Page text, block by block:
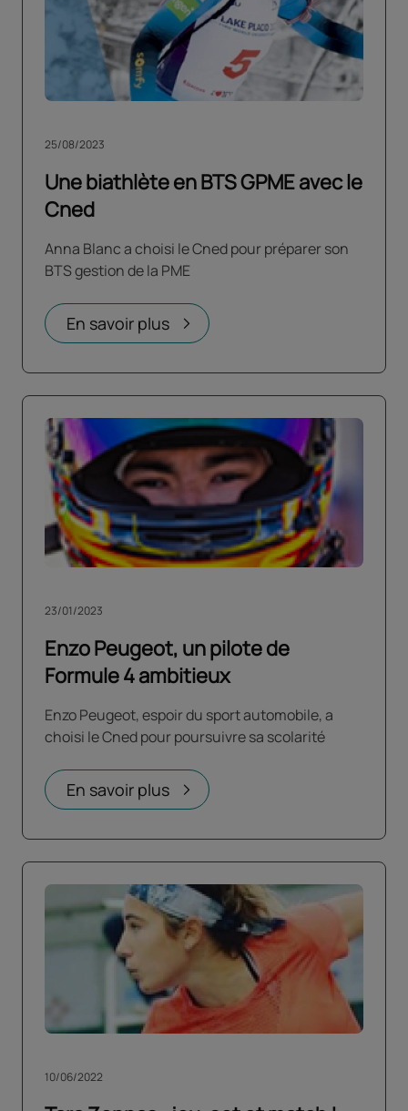
Une biathlète en BTS GPME avec le
Cned
25/08/2023
Anna Blanc a choisi le Cned pour préparer son
BTS gestion de la PME
En savoir plus
Enzo Peugeot, un pilote de
Formule 4 ambitieux
23/01/2023
Enzo Peugeot, espoir du sport automobile, a
choisi le Cned pour poursuivre sa scolarité
En savoir plus
10/06/2022